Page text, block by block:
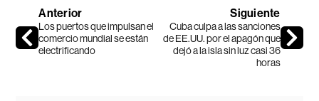
Anterior
Los puertos que impulsan el
comercio mundial se están
electrificando
Siguiente
Cuba culpa a las sanciones
de EE.UU. por el apagón que
dejó a la isla sin luz casi 36
horas